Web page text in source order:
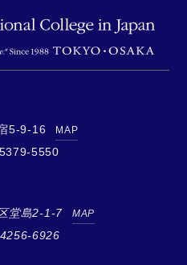
5-9-16 MAP
5550
堂島2-1-7 MAP
6926